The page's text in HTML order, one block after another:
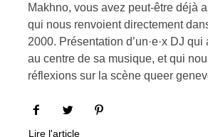
Makhno, vous avez peut-être déjà
qui nous renvoient directement
2000. Présentation d’un·e·x DJ
au centre de sa musique, et qui
réflexions sur la scène queer
Lire l'article